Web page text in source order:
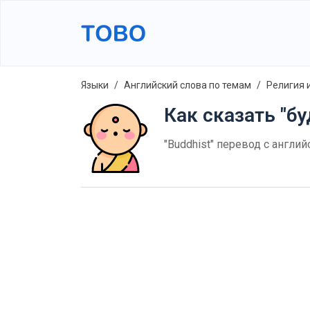
Языки Английский слова по темам Религия
Как сказать
"Buddhist" перевод с